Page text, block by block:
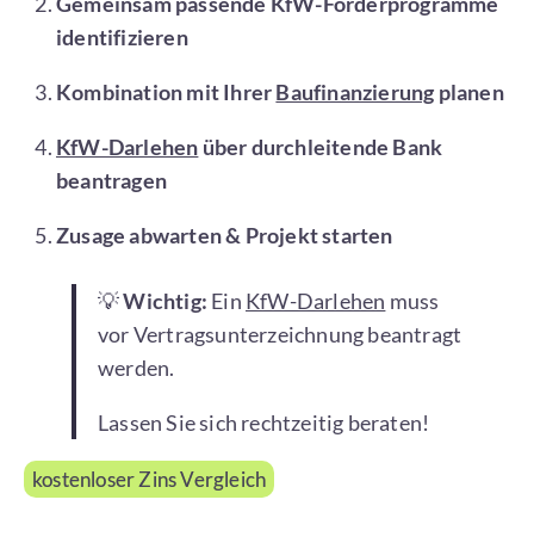
identifizieren
Kombination mit IhrerBaufinanzierung planen
KfW-Darlehen über durchleitende Bank
beantragen
Zusage abwarten & Projekt starten
💡Wichtig: Ein KfW-Darlehen muss
vor Vertragsunterzeichnung beantragt
werden.
Lassen Sie sich rechtzeitig beraten!
kostenloser Zins Vergleich